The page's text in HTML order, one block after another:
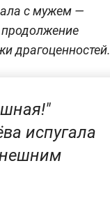
с мужем —
драгоценностей.
испугала